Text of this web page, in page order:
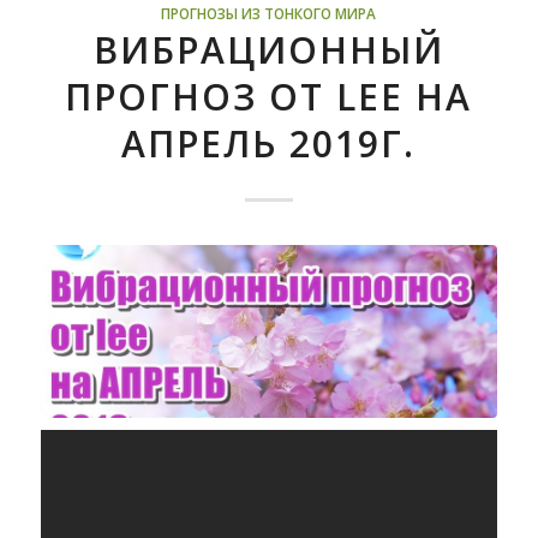
ПРОГНОЗЫ ИЗ ТОНКОГО МИРА
ВИБРАЦИОННЫЙ
ПРОГНОЗ ОТ LEE НА
АПРЕЛЬ 2019Г.